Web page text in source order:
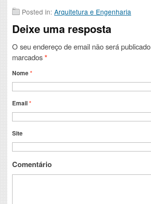
Posted in: Arquitetura e Engenharia
Deixe uma resposta
O seu endereço de email não será publicado
marcados*
Nome*
Email*
Site
Comentário